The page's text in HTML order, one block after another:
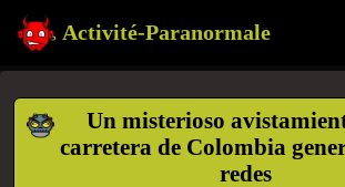
Activité-Paranormale
Un misterioso
carretera de Colombia
redes